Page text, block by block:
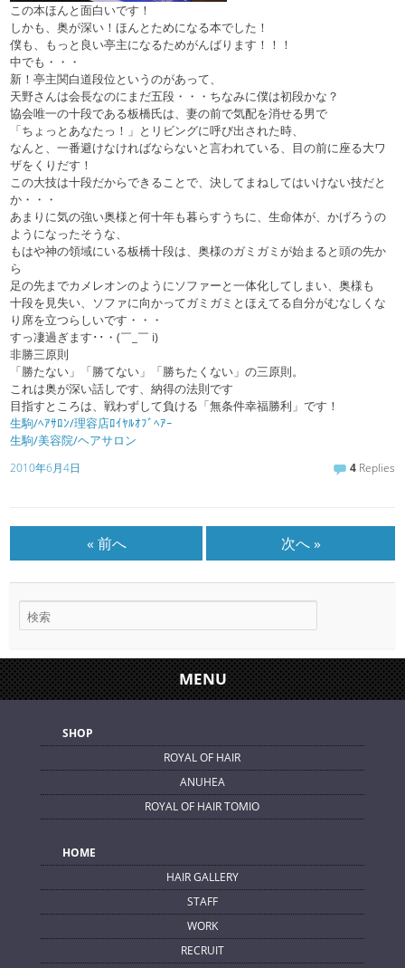
この本ほんと面白いです！
しかも、奥が深い！ほんとためになる本でした！
僕も、もっと良い亭主になるためがんばります！！！
中でも・・・
新！亭主関白道段位というのがあって、
天野さんは会長なのにまだ五段・・・ちなみに僕は初段かな？
協会唯一の十段である板橋氏は、妻の前で気配を消せる男で
「ちょっとあなたっ！」とリビングに呼び出された時、
なんと、一番避けなければならないと言われている、目の前に座る大ワ
ザをくりだす！
この大技は十段だからできることで、決してまねしてはいけない技だと
か・・・
あまりに気の強い奥様と何十年も暮らすうちに、生命体が、かげろうの
ようになったそうな、
もはや神の領域にいる板橋十段は、奥様のガミガミが始まると頭の先か
ら
足の先までカメレオンのようにソファーと一体化してしまい、奥様も
十段を見失い、ソファに向かってガミガミとほえてる自分がむなしくな
り席を立つらしいです・・・
すっ凄過ぎます･･・(￣_￣ i)
非勝三原則
「勝たない」「勝てない」「勝ちたくない」の三原則。
これは奥が深い話しです、納得の法則です
目指すところは、戦わずして負ける「無条件幸福勝利」です！
生駒/ﾍｱｻﾛﾝ/理容店ﾛｲﾔﾙｵﾌﾞﾍｱｰ
生駒/美容院/ヘアサロン
2010年6月4日 4Replies
« 前へ 次へ »
MENU
SHOP
ROYAL OF HAIR
ANUHEA
ROYAL OF HAIR TOMIO
HOME
HAIR GALLERY
STAFF
WORK
RECRUIT